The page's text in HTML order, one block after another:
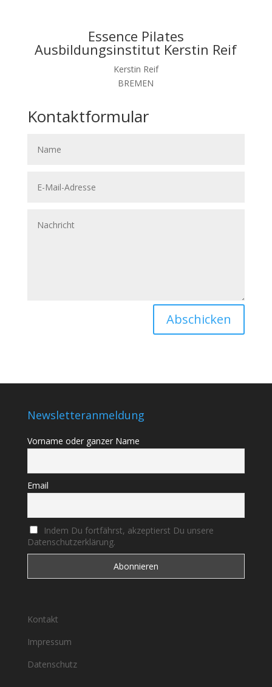
Essence Pilates
Ausbildungsinstitut Kerstin Reif
Kerstin Reif
BREMEN
Kontaktformular
Abschicken
Newsletteranmeldung
Vorname oder ganzer Name
Email
Indem Du fortfährst, akzeptierst Du unsere
Datenschutzerklärung.
Kontakt
Impressum
Datenschutz